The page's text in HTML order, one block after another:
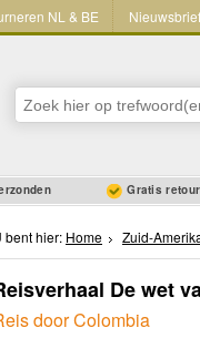
NL & BE Nieuwsbrief
Gratis
bent hier: Home Zuid-
De wet
door Colombia